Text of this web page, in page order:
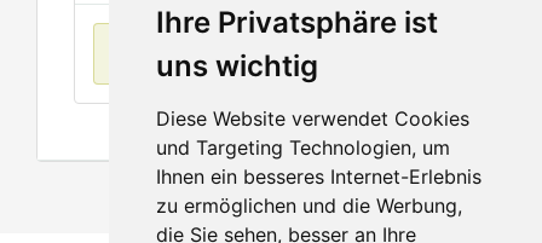
Ihre Privatsphäre ist
uns wichtig
Diese Website verwendet Cookies
und Targeting Technologien, um
Ihnen ein besseres Internet-Erlebnis
zu ermöglichen und die Werbung,
die Sie sehen, besser an Ihre
Keine Einträge